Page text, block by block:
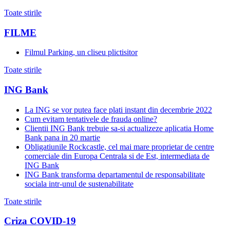
Toate stirile
FILME
Filmul Parking, un cliseu plictisitor
Toate stirile
ING Bank
La ING se vor putea face plati instant din decembrie 2022
Cum evitam tentativele de frauda online?
Clientii ING Bank trebuie sa-si actualizeze aplicatia Home
Bank pana in 20 martie
Obligatiunile Rockcastle, cel mai mare proprietar de centre
comerciale din Europa Centrala si de Est, intermediata de
ING Bank
ING Bank transforma departamentul de responsabilitate
sociala intr-unul de sustenabilitate
Toate stirile
Criza COVID-19